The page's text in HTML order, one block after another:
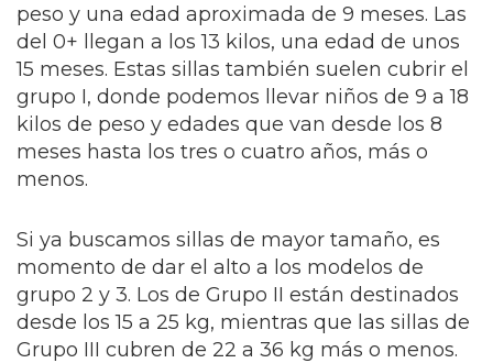
peso y una edad aproximada de 9 meses. Las
del 0+ llegan a los 13 kilos, una edad de unos
15 meses. Estas sillas también suelen cubrir el
grupo I, donde podemos llevar niños de 9 a 18
kilos de peso y edades que van desde los 8
meses hasta los tres o cuatro años, más o
menos.
Si ya buscamos sillas de mayor tamaño, es
momento de dar el alto a los modelos de
grupo 2 y 3. Los de Grupo II están destinados
desde los 15 a 25 kg, mientras que las sillas de
Grupo III cubren de 22 a 36 kg más o menos.